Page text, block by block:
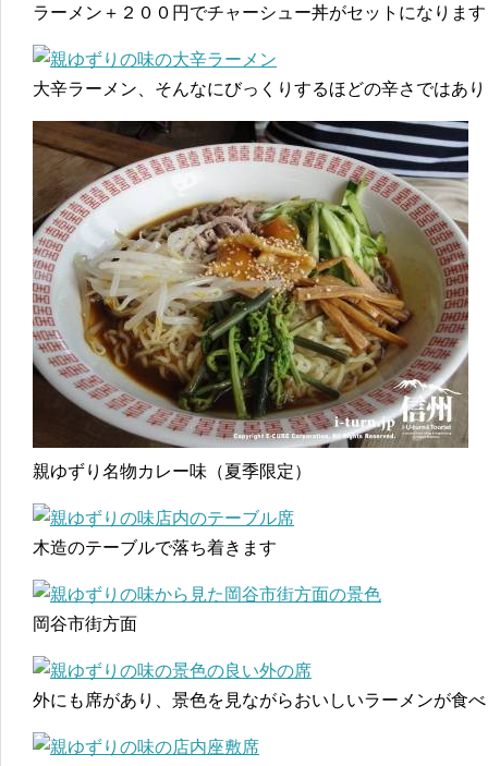
ラーメン＋２００円でチャーシュー丼がセットになります
大辛ラーメン、そんなにびっくりするほどの辛さではあ
親ゆずり名物カレー味（夏季限定）
木造のテーブルで落ち着きます
岡谷市街方面
外にも席があり、景色を見ながらおいしいラーメンが食